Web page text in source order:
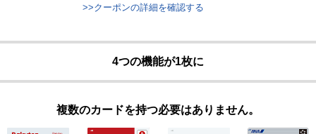
>>クーポンの詳細を確認する
4つの機能が1枚に
複数のカードを持つ必要はありません。